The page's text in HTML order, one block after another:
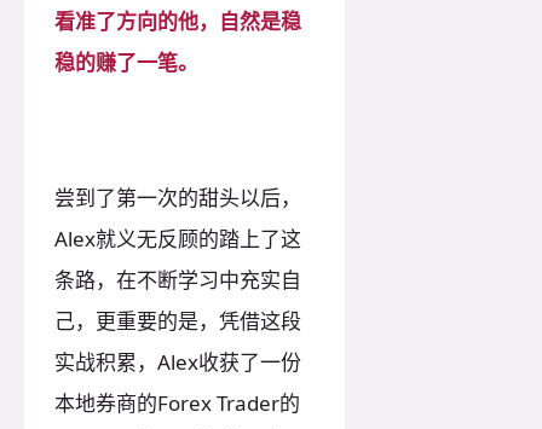
看准了方向的他，自然是稳
稳的赚了一笔。
尝到了第一次的甜头以后，
Alex就义无反顾的踏上了这
条路，在不断学习中充实自
己，更重要的是，凭借这段
实战积累，Alex收获了一份
本地券商的Forex Trader的